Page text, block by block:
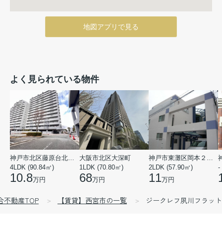
地図アプリで見る
よく見られている物件
神戸市北区藤原台北町５丁目
4LDK (90.84㎡)
10.8万円
大阪市北区大深町
1LDK (70.80㎡)
68万円
神戸市東灘区岡本２丁目
2LDK (57.90㎡)
11万円
-
不動産TOP 【賃貸】西宮市の一覧 ジークレフ夙川フラット